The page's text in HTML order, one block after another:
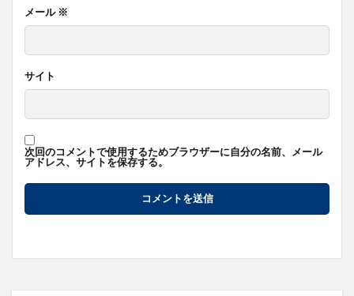
メール ※
サイト
次回のコメントで使用するためブラウザーに自分の名前、メール
アドレス、サイトを保存する。